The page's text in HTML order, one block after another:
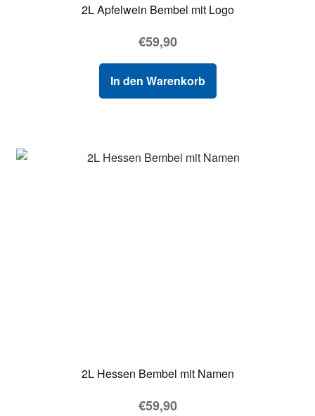
2L Apfelwein Bembel mit Logo
€59,90
In den Warenkorb
2L Hessen Bembel mit Namen
€59,90